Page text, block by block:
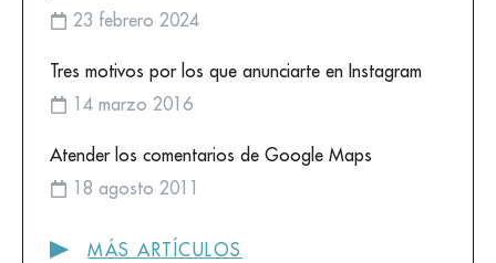
23 febrero 2024
Tres motivos por los que anunciarte en Instagram
14 marzo 2016
Atender los comentarios de Google Maps
18 agosto 2011
MÁS ARTÍCULOS